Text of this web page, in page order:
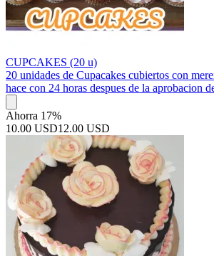
CUPCAKES (20 u)
20 unidades de Cupacakes cubiertos con
hace con 24 horas despues de la aprobacion
Ahorra 17%
10.00 USD12.00 USD